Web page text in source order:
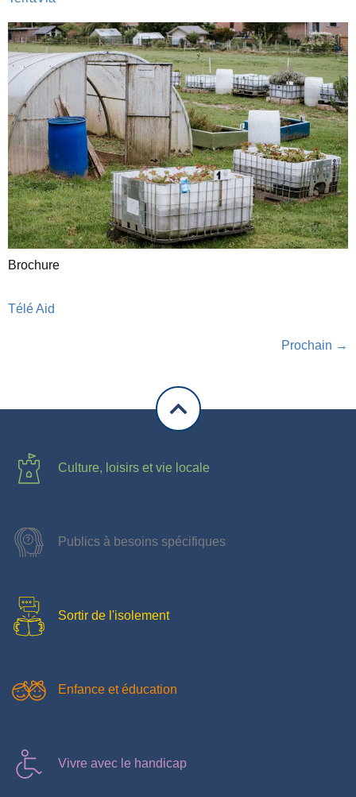
Brochure
Télé Aid
Prochain →
Culture, loisirs et vie locale
Publics à besoins spécifiques
Sortir de l'isolement
Enfance et éducation
Vivre avec le handicap